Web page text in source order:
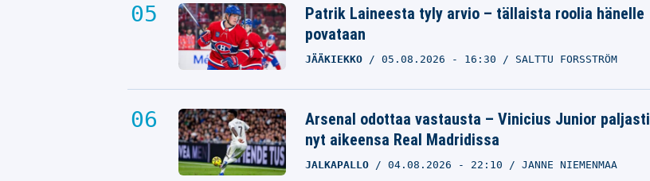
Patrik Laineesta tyly arvio – tällaista roolia hänelle
povataan
JÄÄKIEKKO 05.08.2026 - 16:30 SALTTU FORSSTRÖM
Arsenal odottaa vastausta – Vinicius Junior paljasti
nyt aikeensa Real Madridissa
JALKAPALLO 04.08.2026 - 22:10 JANNE NIEMENMAA